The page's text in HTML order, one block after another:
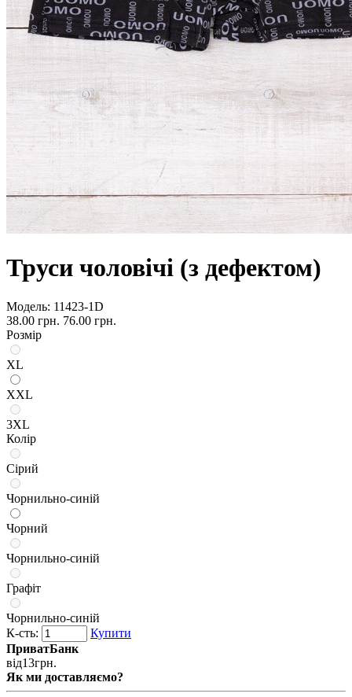
Труси чоловічі (з дефектом)
Модель: 11423-1D
38.00 грн. 76.00 грн.
Розмір
XL
XXL
3XL
Колір
Сірий
Чорнильно-синій
Чорний
Чорнильно-синій
Графіт
Чорнильно-синій
К-сть:
Купити
ПриватБанк
від13грн.
Як ми доставляємо?